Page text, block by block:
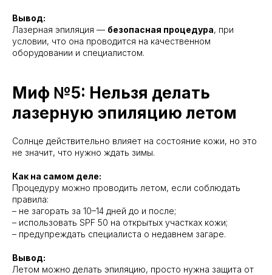
Вывод:
Лазерная эпиляция — безопасная процедура, при
условии, что она проводится на качественном
оборудовании и специалистом.
Миф №5: Нельзя делать
лазерную эпиляцию летом
Солнце действительно влияет на состояние кожи, но это
не значит, что нужно ждать зимы.
Как на самом деле:
Процедуру можно проводить летом, если соблюдать
правила:
– не загорать за 10–14 дней до и после;
– использовать SPF 50 на открытых участках кожи;
– предупреждать специалиста о недавнем загаре.
Вывод:
Летом можно делать эпиляцию, просто нужна защита от